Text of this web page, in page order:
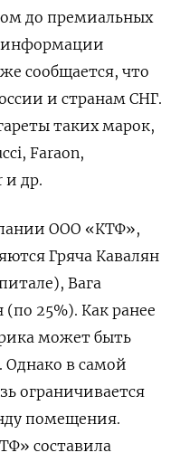
до премиальных
информации
сообщается, что
и странам СНГ.
таких марок,
Faraon,
и др.
ООО «КТФ»,
Гряча Кавалян
Вага
25%). Как ранее
может быть
Однако в самой
ограничивается
помещения.
составила